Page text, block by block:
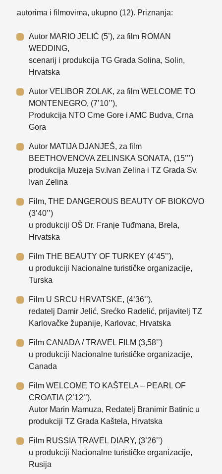
autorima i filmovima, ukupno (12). Priznanja:
Autor MARIO JELIĆ (5’), za film ROMAN
WEDDING,
scenarij i produkcija TG Grada Solina, Solin,
Hrvatska
Autor VELIBOR ZOLAK, za film WELCOME TO
MONTENEGRO, (7’10’’),
Produkcija NTO Crne Gore i AMC Budva, Crna
Gora
Autor MATIJA DJANJEŠ, za film
BEETHOVENOVA ZELINSKA SONATA, (15’’’)
produkcija Muzeja Sv.Ivan Zelina i TZ Grada Sv.
Ivan Zelina
Film, THE DANGEROUS BEAUTY OF BIOKOVO
(3’40’’)
u produkciji OŠ Dr. Franje Tuđmana, Brela,
Hrvatska
Film THE BEAUTY OF TURKEY (4’45’’),
u produkciji Nacionalne turističke organizacije,
Turska
Film U SRCU HRVATSKE, (4’36’’),
redatelj Damir Jelić, Srećko Radelić, prijavitelj TZ
Karlovačke županije, Karlovac, Hrvatska
Film CANADA / TRAVEL FILM (3,58’’)
u produkciji Nacionalne turističke organizacije,
Canada
Film WELCOME TO KAŠTELA – PEARL OF
CROATIA (2’12’’),
Autor Marin Mamuza, Redatelj Branimir Batinic u
produkciji TZ Grada Kaštela, Hrvatska
Film RUSSIA TRAVEL DIARY, (3’26’’)
u produkciji Nacionalne turističke organizacije,
Rusija